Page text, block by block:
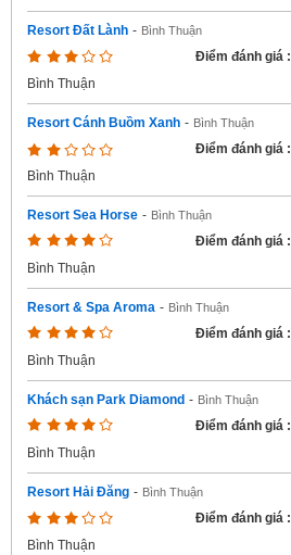
Resort Đất Lành - Bình Thuận
Điểm đánh giá :
Bình Thuận
Resort Cánh Buồm Xanh - Bình Thuận
Điểm đánh giá :
Bình Thuận
Resort Sea Horse - Bình Thuận
Điểm đánh giá :
Bình Thuận
Resort & Spa Aroma - Bình Thuận
Điểm đánh giá :
Bình Thuận
Khách sạn Park Diamond - Bình Thuận
Điểm đánh giá :
Bình Thuận
Resort Hải Đăng - Bình Thuận
Điểm đánh giá :
Bình Thuận